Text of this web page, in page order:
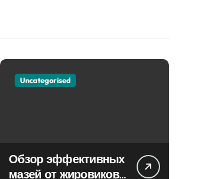
Uncategorised
Обзор эффективных
мазей от жировиков